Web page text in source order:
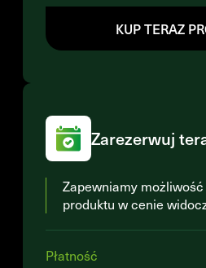
KUP TERAZ
Zarezerwuj
Zapewniamy
produktu w cenie
Płatność